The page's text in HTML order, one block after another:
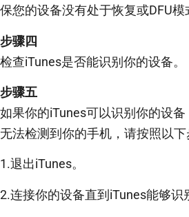
保您的设备没有处于恢复或DFU模
步骤四
检查iTunes是否能识别你的设备。
步骤五
如果你的iTunes可以识别你的设
无法检测到你的手机，请按照以下
1.退出iTunes。
2.连接你的设备直到iTunes能够识